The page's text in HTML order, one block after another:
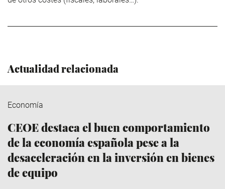
Actualidad relacionada
Economía
CEOE destaca el buen comportamiento
de la economía española pese a la
desaceleración en la inversión en bienes
de equipo